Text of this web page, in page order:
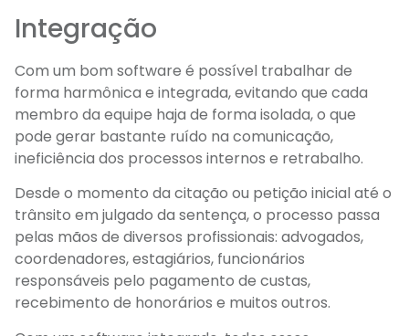
Integração
Com um bom software é possível trabalhar de
forma harmônica e integrada, evitando que cada
membro da equipe haja de forma isolada, o que
pode gerar bastante ruído na comunicação,
ineficiência dos processos internos e retrabalho.
Desde o momento da citação ou petição inicial até o
trânsito em julgado da sentença, o processo passa
pelas mãos de diversos profissionais: advogados,
coordenadores, estagiários, funcionários
responsáveis pelo pagamento de custas,
recebimento de honorários e muitos outros.